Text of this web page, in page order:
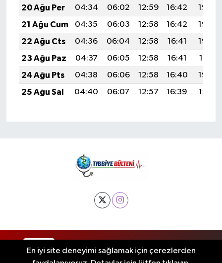
20 Ağu Per
04:34 06:02 12:59 16:42
19:45
21 Ağu Cum
04:35 06:03 12:58 16:42
19:43
22 Ağu Cts
04:36 06:04 12:58 16:41
19:42
23 Ağu Paz
04:37 06:05 12:58 16:41
19:41
24 Ağu Pts
04:38 06:06 12:58 16:40
19:39
25 Ağu Sal
04:40 06:07 12:57 16:39 19:38
En iyi site deneyimi sağlamak için çerezlerden